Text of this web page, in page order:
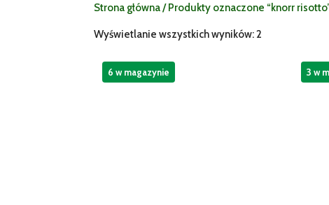
Strona główna/ Produkty oznaczone “knorr
Wyświetlanie wszystkich wyników: 2
6 w magazynie 3 w